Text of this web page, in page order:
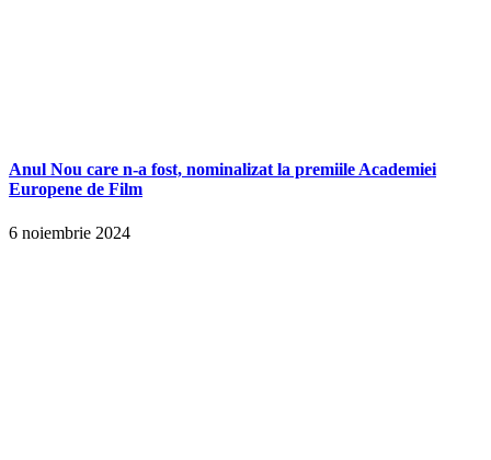
Anul Nou care n-a fost, nominalizat la premiile Academiei
Europene de Film
6 noiembrie 2024